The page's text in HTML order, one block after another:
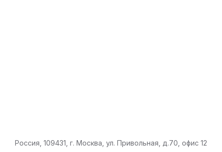
Россия, 109431, г. Москва, ул. Привольная, д.70, офис 12